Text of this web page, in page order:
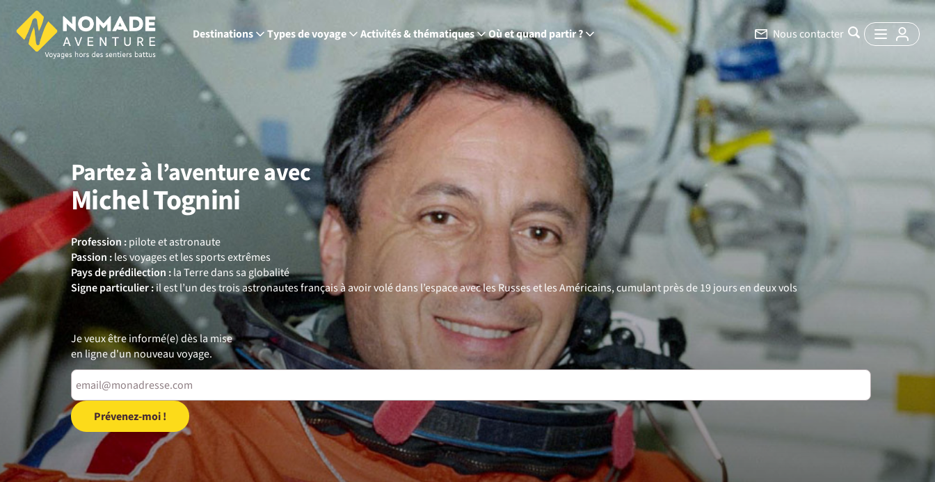
Destinations Types de voyage Activités & thématiques Où et quand partir ? Nous contacter
Partez à l’aventure avec
Michel Tognini
Profession :pilote et astronaute
Passion :les voyages et les sports extrêmes
Pays de prédilection :la Terre dans sa globalité
Signe particulier :il est l’un des trois astronautes français à avoir volé dans l’espace avec les Russes et les Américains, cumulant près de 19 jours en deux vols
Je veux être informé(e) dès la mise
en ligne d'un nouveau voyage.
Prévenez-moi !